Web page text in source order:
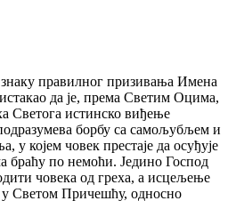
правилног призивања Имена
да је, према Светим Оцима,
Светога истинско виђење
борбу са самољубљем и
у којем човек престаје да осуђује
браћу по немоћи. Једино Господ
човека од греха, а исцељење
у Светом Причешћу, односно